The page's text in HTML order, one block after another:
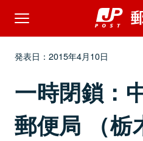
発表日：2015年4月10日
一時閉鎖：
郵便局 （栃